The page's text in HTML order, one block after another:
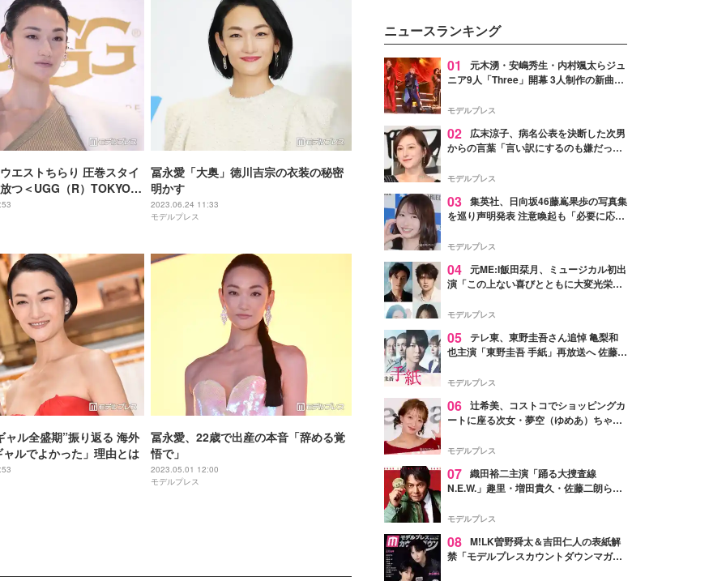
エストちらり 圧巻スタイ
つ＜UGG（R）TOKYO
＞
冨永愛「大奥」徳川吉宗の衣装の秘密
明かす
2023.06.24 11:33
モデルプレス
ャル全盛期”振り返る 海外
ルでよかった」理由とは
冨永愛、22歳で出産の本音「辞める覚
悟で」
2023.05.01 12:00
モデルプレス
ニュースランキング
01
元木湧・安嶋秀生・内村颯太らジュ
ニア9人「Three」開幕 3人制作の新曲＆
進んで夢を掴みたい」【ゲネプロレポ】
モデルプレス
02
広末涼子、病名公表を決断した次男
からの言葉「言い訳にするのも嫌だっ
モデルプレス
03 集英社、日向坂46藤嶌果歩の写真集
を巡り声明発表 注意喚起も「必要に応じ
モデルプレス
04 元ME:I飯田栞月、ミュージカル初出
演「この上ない喜びとともに大変光栄」
ャスト発表
モデルプレス
05 テレ東、東野圭吾さん追悼 亀梨和
也主演「東野圭吾 手紙」再放送へ 佐藤隆
モデルプレス
06 辻希美、コストコでショッピングカ
ートに座る次女・夢空（ゆめあ）ちゃん
ぎ」「成長を感じる」の声
モデルプレス
07 織田裕二主演「踊る大捜査線
N.E.W.」趣里・増田貴久・佐藤二朗ら新
徴する“謎のキーワード”も
モデルプレス
08 M!LK曽野舜太＆吉田仁人の表紙解
禁「モデルプレスカウントダウンマガジ